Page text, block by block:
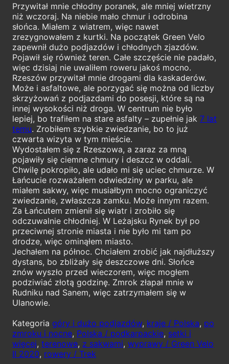
Przywitał mnie chłodny poranek, ale mniej wietrzny
niż wczoraj. Na niebie mało chmur i odrobina
słońca. Miałem z wiatrem, więc nawet
zrezygnowałem z kurtki. Na początek Green Velo
zapewnił dużo podjazdów i chłodnych zjazdów.
Pojawił się również teren. Całe szczęście nie padało,
więc dzisiaj nie uwaliłem roweru jakoś mocno.
Rzeszów przywitał mnie drogami dla kaskaderów.
Może i asfaltowe, ale porzygać się można od liczby
skrzyżowań z podjazdami do posesji, które są na
innej wysokości niż droga. W centrum nie było
lepiej, bo trafiłem na stare asfalty – zupełnie jak 7 lat
temu. Zrobiłem szybkie zwiedzanie, bo to już
czwarta wizyta w tym mieście.
Wydostałem się z Rzeszowa, a zaraz za mną
pojawiły się ciemne chmury i deszcz w oddali.
Chwilę pokropiło, ale udało mi się uciec chmurze. W
Łańcucie rozważałem odwiedziny w parku, ale
miałem sakwy, więc musiałbym mocno ograniczyć
zwiedzanie, zwłaszcza zamku. Może innym razem.
Za Łańcutem zmienił się wiatr i zrobiło się
odczuwalnie chłodniej. W Leżajsku Rynek był po
przeciwnej stronie miasta i nie było mi tam po
drodze, więc ominąłem miasto.
Jechałem na północ. Chciałem zrobić jak najdłuższy
dystans, bo zbliżały się deszczowe dni. Słońce
znów wyszło przed wieczorem, więc mogłem
podziwiać złotą godzinę. Zmrok złapał mnie w
Rudniku nad Sanem, więc zatrzymałem się w
Ulanowie.
Kategoria góry i dużo podjazdów, kraje / Polska, po
zmroku i nocne, Polska / podkarpackie, setki i
więcej, terenowe, z sakwami, wyprawy / Green Velo
II 2020, rowery / Trek